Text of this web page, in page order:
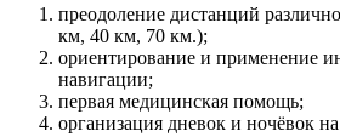
преодоление дистанций
км, 40 км, 70 км.);
ориентирование и применение
навигации;
первая медицинская помощь;
организация дневок и ночёвок